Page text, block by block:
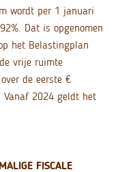
wordt per 1 januari
Dat is opgenomen
het Belastingplan
vrije ruimte
de eerste €
Vanaf 2024 geldt het
FISCALE